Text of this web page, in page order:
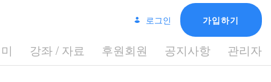
로그인 가입하기
강좌 / 자료 후원회원 공지사항 관리자